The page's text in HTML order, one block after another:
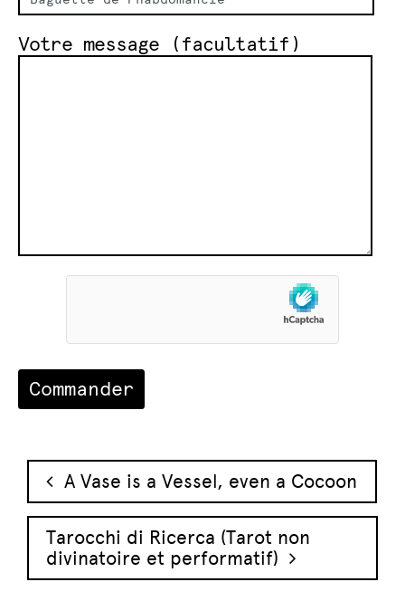
Votre message (facultatif)
Post navigation
A Vase is a Vessel, even a Cocoon
Tarocchi di Ricerca (Tarot non
divinatoire et performatif)